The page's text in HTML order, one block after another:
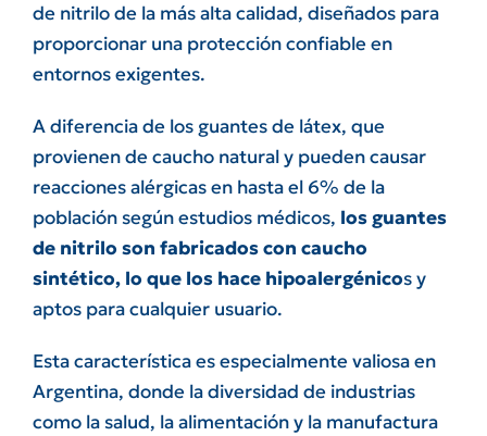
de nitrilo de la más alta calidad, diseñados para
proporcionar una protección confiable en
entornos exigentes.
A diferencia de los guantes de látex, que
provienen de caucho natural y pueden causar
reacciones alérgicas en hasta el 6% de la
población según estudios médicos, los guantes
de nitrilo son fabricados con caucho
sintético, lo que los hace hipoalergénicos y
aptos para cualquier usuario.
Esta característica es especialmente valiosa en
Argentina, donde la diversidad de industrias
como la salud, la alimentación y la manufactura